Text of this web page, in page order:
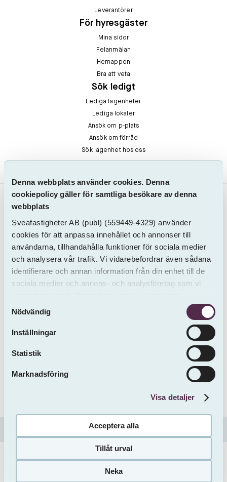
Denna webbplats använder cookies. Denna
cookiepolicy gäller för samtliga besökare av denna
webbplats
Sveafastigheter AB (publ) (559449-4329) använder
cookies för att anpassa innehållet och annonser till
användarna, tillhandahålla funktioner för sociala medier
och analysera vår trafik. Vi vidarebefordrar även sådana
identifierare och annan information från din enhet till de
sociala medier och annons- och analysföretag som vi
informationen med annan information som du har
tillhandahållit eller som de har samlat in från andra än
oss.
Samtyckesval
Nödvändig
Inställningar
Statistik
Marknadsföring
Visa detaljer
Acceptera alla
Tillåt urval
Neka
Vill du bo här?
Leverantörer
För hyresgäster
Mina sidor
Felanmälan
Hemappen
Bra att veta
Sök ledigt
Lediga lägenheter
Lediga lokaler
Ansök om p-plats
Ansök om förråd
Sök lägenhet hos oss
SVEAFASTIGHETER
Personuppgiftsbehandling